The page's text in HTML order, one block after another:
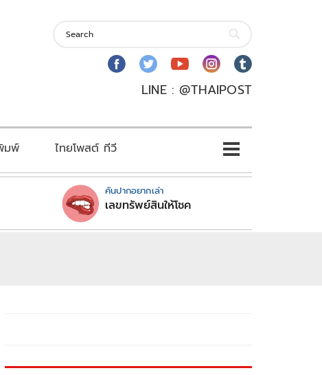
LINE : @THAIPOST
มพ์ ไทยโพสต์ ทีวี
คันปากอยากเล่า
เลขทรัพย์สินให้โชค